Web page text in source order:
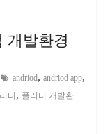
개발환경
andriod, andriod app,
터 , 플러터 개발환